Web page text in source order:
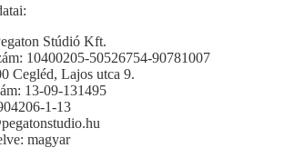
Stúdió Kft.
10400205-50526754-90781007
Cegléd, Lajos utca 9.
13-09-131495
1-13
magyar